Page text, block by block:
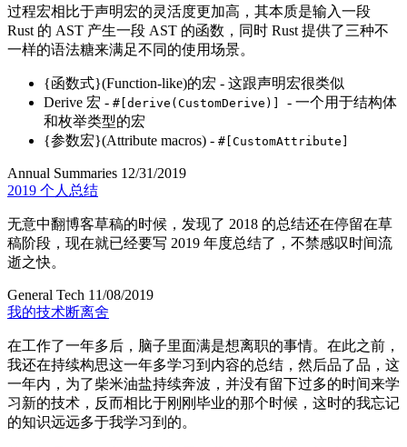
过程宏相比于声明宏的灵活度更加高 ， 其本质是输入一段
Rust 的 AST 产生一段 AST 的函数 ， 同时 Rust 提供了三种不
一样的语法糖来满足不同的使用场景。
{函数式}(Function-like)的宏 - 这跟声明宏很类似
Derive 宏 - #[derive(CustomDerive)] - 一个用于结构体
和枚举类型的宏
{参数宏}(Attribute macros) - #[CustomAttribute]
Annual Summaries 12/31/2019
2019 个人总结
无意中翻博客草稿的时候 ， 发现了 2018 的总结还在停留在草
稿阶段 ， 现在就已经要写 2019 年度总结了 ， 不禁感叹时间流
逝之快。
General Tech 11/08/2019
我的技术断离舍
在工作了一年多后 ， 脑子里面满是想离职的事情。 在此之前 ，
我还在持续构思这一年多学习到内容的总结 ， 然后品了品 ， 这
一年内 ， 为了柴米油盐持续奔波 ， 并没有留下过多的时间来学
习新的技术 ， 反而相比于刚刚毕业的那个时候 ， 这时的我忘记
的知识远远多于我学习到的。